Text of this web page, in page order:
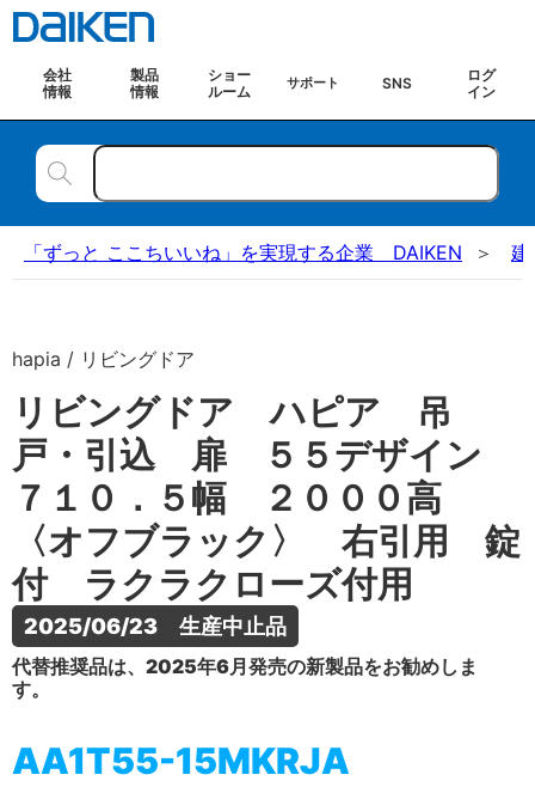
会社
情報
製品
情報
ショー
ルーム
サポート SNS
ログ
イン
「ずっと ここちいいね」を実現する企業 DAIKEN 建
hapia / リビングドア
リビングドア ハピア 吊
戸・引込 扉 ５５デザイン
７１０．５幅 ２０００高
〈オフブラック〉 右引用 錠
付 ラクラクローズ付用
2025/06/23　生産中止品
代替推奨品は、2025年6月発売の新製品をお勧めしま
す。
AA1T55-15MKRJA